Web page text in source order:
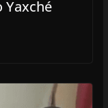
Yaxché